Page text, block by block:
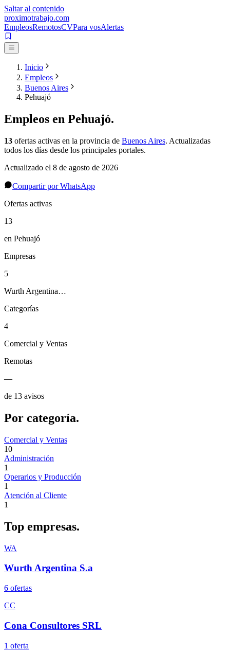
Saltar al contenido
proximotrabajo.com
EmpleosRemotosCVPara vosAlertas
Inicio
Empleos
Buenos Aires
Pehuajó
Empleos en Pehuajó.
13 ofertas activas en la provincia de Buenos Aires. Actualizadas
todos los días desde los principales portales.
Actualizado el 8 de agosto de 2026
Compartir por WhatsApp
Ofertas activas
13
en Pehuajó
Empresas
5
Wurth Argentina…
Categorías
4
Comercial y Ventas
Remotas
—
de 13 avisos
Por categoría.
Comercial y Ventas
10
Administración
1
Operarios y Producción
1
Atención al Cliente
1
Top empresas.
WA
Wurth Argentina S.a
6 ofertas
CC
Cona Consultores SRL
1 oferta